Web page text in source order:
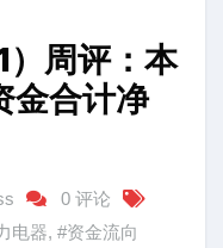
周评：本
金合计净
0 评论
电器, #资金流向